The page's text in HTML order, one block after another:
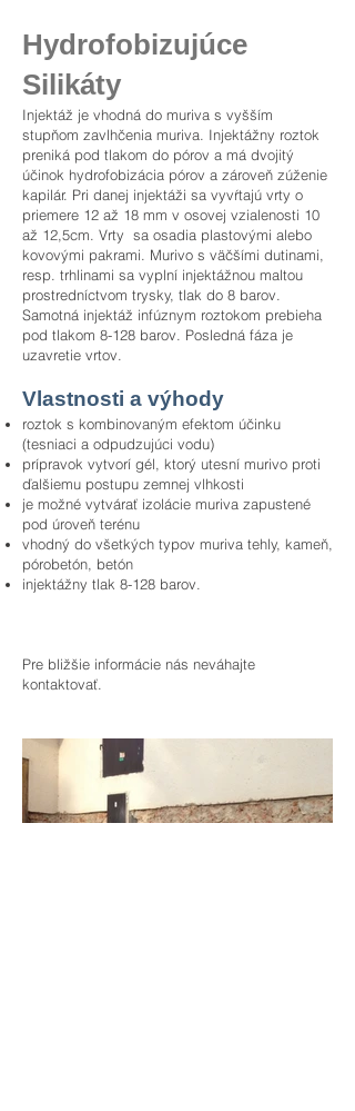
Hydrofobizujúce
Silikáty
Injektáž je vhodná do muriva s vyšším
stupňom zavlhčenia muriva. Injektážny roztok
preniká pod tlakom do pórov a má dvojitý
účinok hydrofobizácia pórov a zároveň zúženie
kapilár. Pri danej injektáži sa vyvŕtajú vrty o
priemere 12 až 18 mm v osovej vzialenosti 10
až 12,5cm. Vrty sa osadia plastovými alebo
kovovými pakrami. Murivo s väčšími dutinami,
resp. trhlinami sa vyplní injektážnou maltou
prostredníctvom trysky, tlak do 8 barov.
Samotná injektáž infúznym roztokom prebieha
pod tlakom 8-128 barov. Posledná fáza je
uzavretie vrtov.
Vlastnosti a výhody
roztok s kombinovaným efektom účinku
(tesniaci a odpudzujúci vodu)
prípravok vytvorí gél, ktorý utesní murivo proti
ďalšiemu postupu zemnej vlhkosti
je možné vytvárať izolácie muriva zapustené
pod úroveň terénu
vhodný do všetkých typov muriva tehly, kameň,
pórobetón, betón
injektážny tlak 8-128 barov.
Pre bližšie informácie nás neváhajte
kontaktovať.